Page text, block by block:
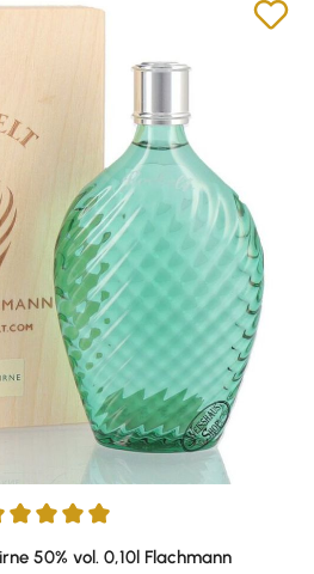
von 5 von 5 Sternen
50% vol. 0,10l Flachmann